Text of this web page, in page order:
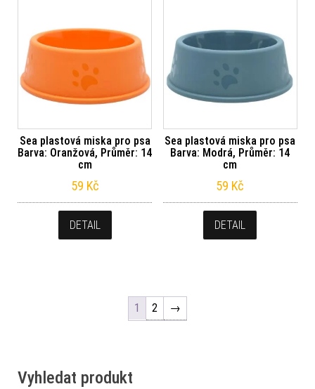
Sea plastová miska pro psa
Barva: Oranžová, Průměr: 14
cm
59 Kč
DETAIL
Sea plastová miska pro psa
Barva: Modrá, Průměr: 14
cm
59 Kč
DETAIL
1 2 →
Vyhledat produkt